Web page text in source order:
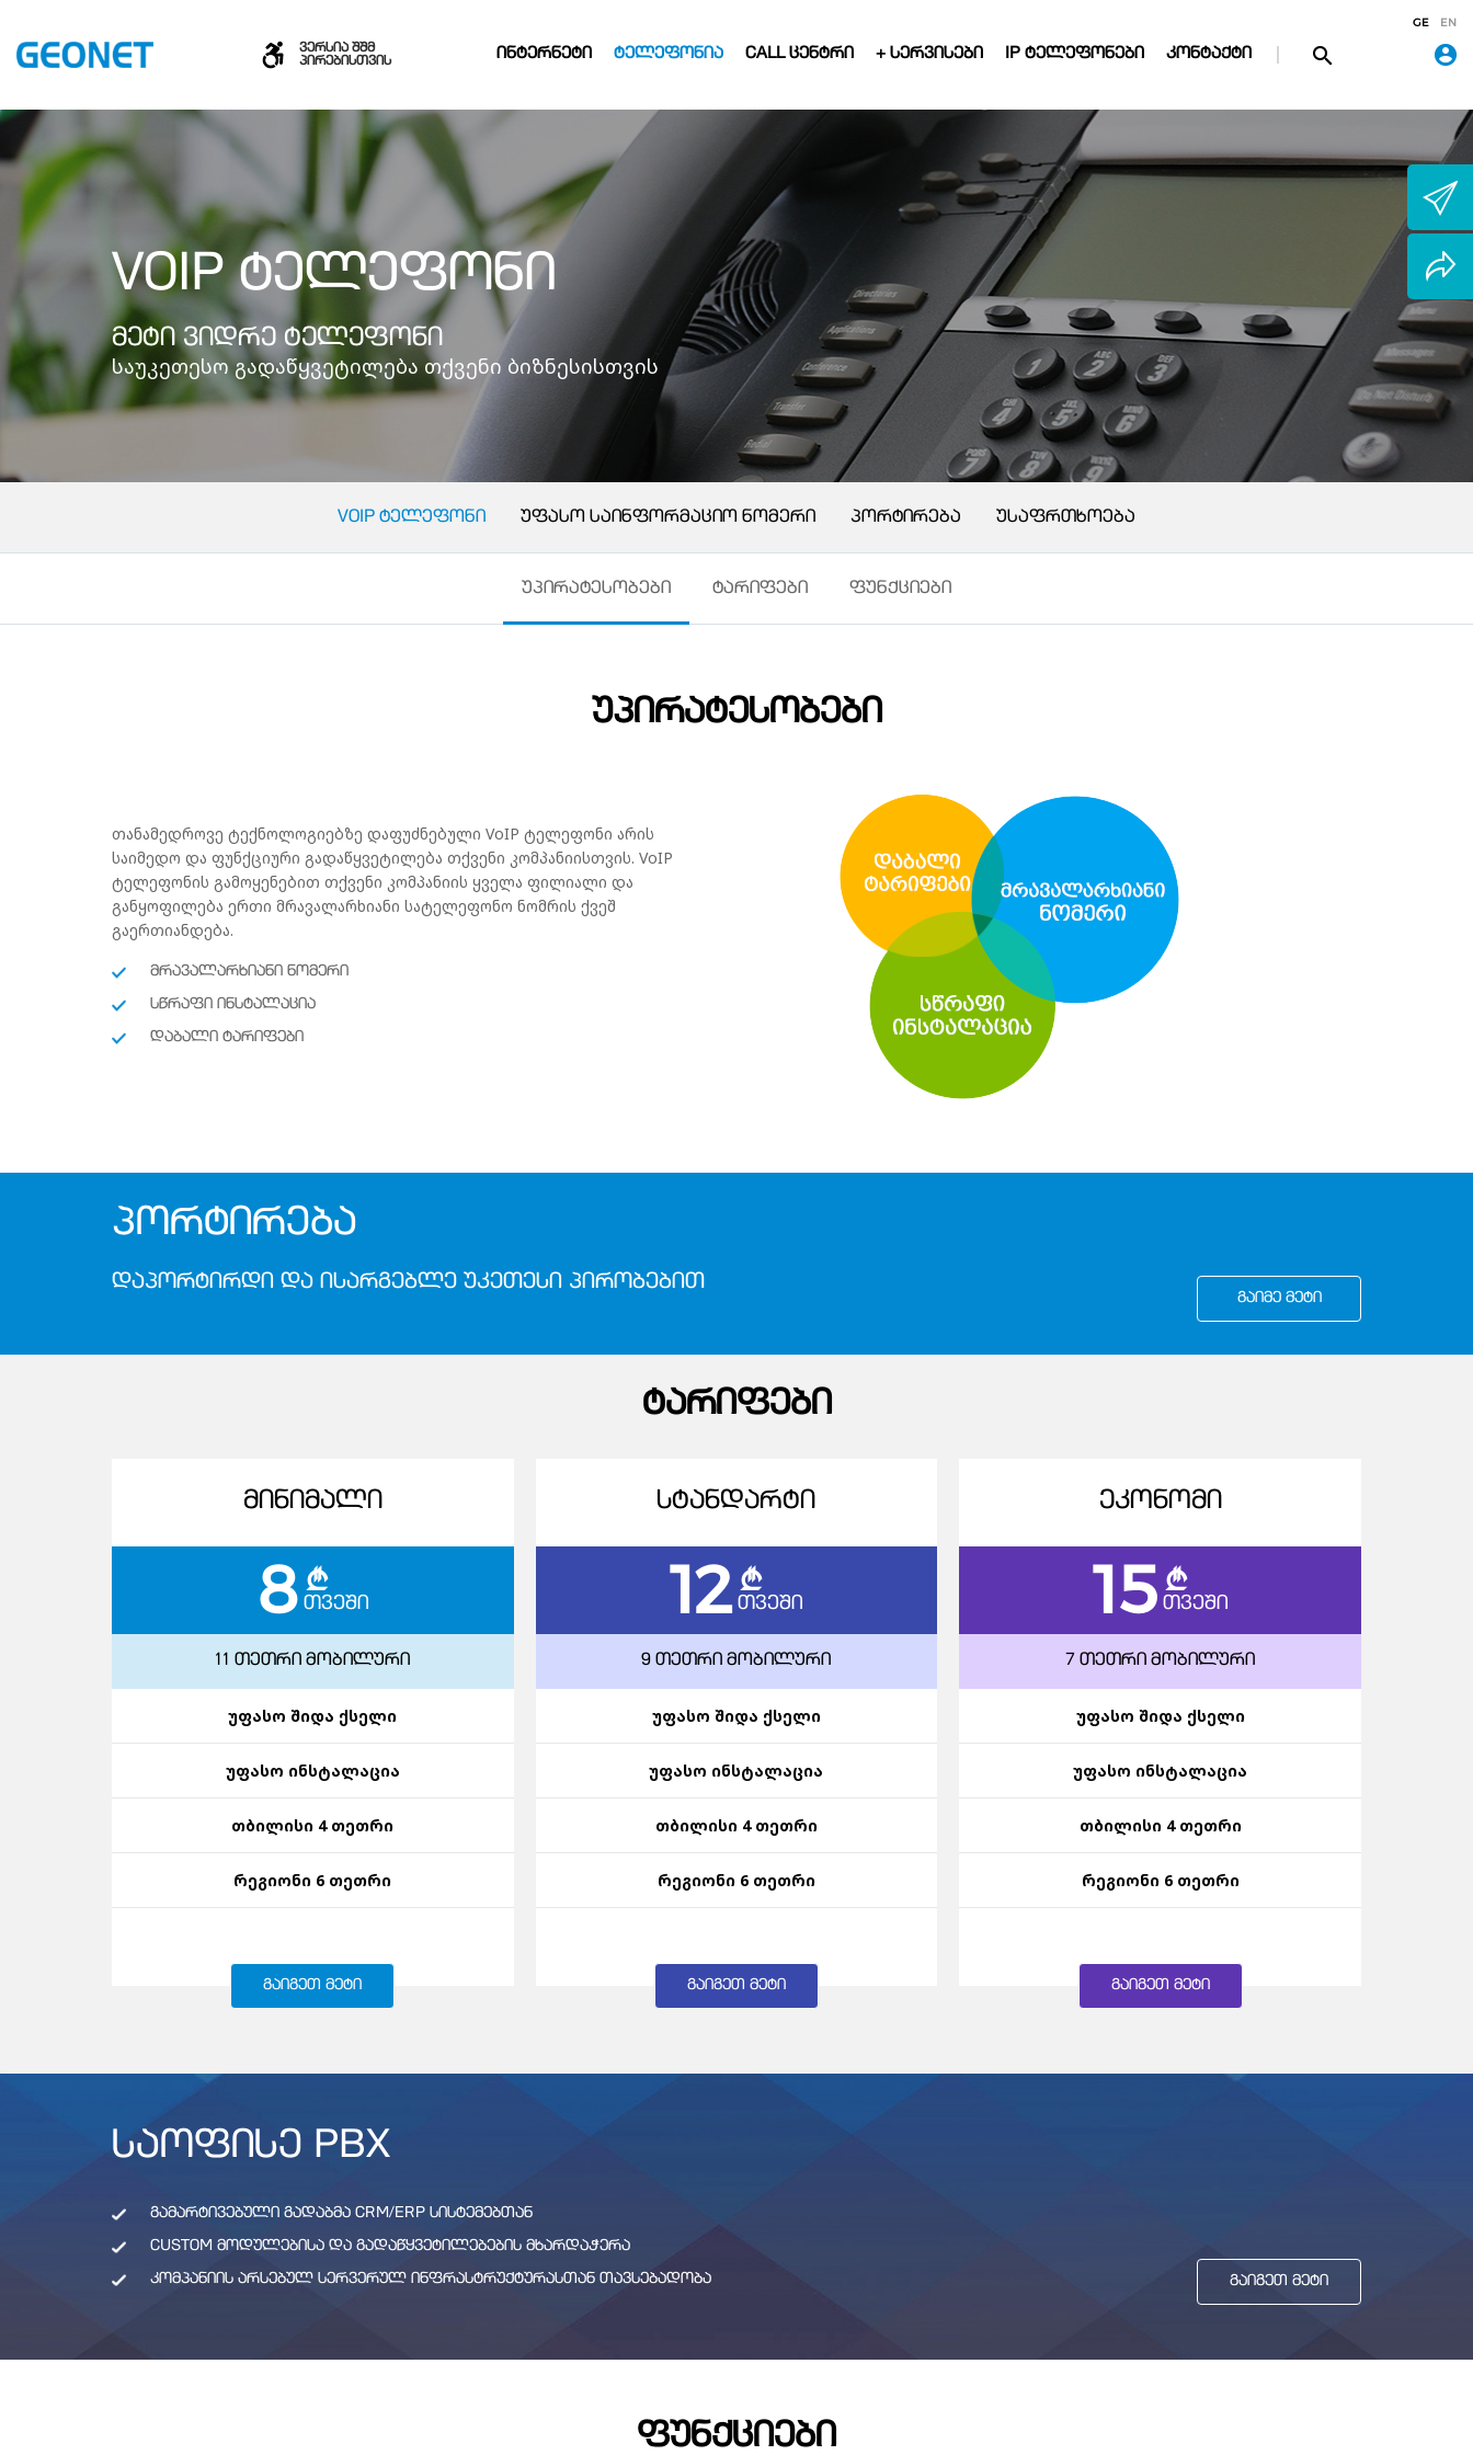
ვერსია შშმ
პირებისთვის
ᲘᲜᲢᲔᲠᲜᲔᲢᲘ ᲢᲔᲚᲔᲤᲝᲜᲘᲐ CALL ᲪᲔᲜᲢᲠᲘ + ᲡᲔᲠᲕᲘᲡᲔᲑᲘ IP ᲢᲔᲚᲔᲤᲝᲜᲔᲑᲘ ᲙᲝᲜᲢᲐᲥᲢᲘ
GE EN
VOIP ᲢᲔᲚᲔᲤᲝᲜᲘ
ᲛᲔᲢᲘ ᲕᲘᲓᲠᲔ ᲢᲔᲚᲔᲤᲝᲜᲘ
საუკეთესო გადაწყვეტილება თქვენი ბიზნესისთვის
VOIP ᲢᲔᲚᲔᲤᲝᲜᲘ ᲣᲤᲐᲡᲝ ᲡᲐᲘᲜᲤᲝᲠᲛᲐᲪᲘᲝ ᲜᲝᲛᲔᲠᲘ ᲞᲝᲠᲢᲘᲠᲔᲑᲐ ᲣᲡᲐᲤᲠᲗᲮᲝᲔᲑᲐ
ᲣᲞᲘᲠᲐᲢᲔᲡᲝᲑᲔᲑᲘ ᲢᲐᲠᲘᲤᲔᲑᲘ ᲤᲣᲜᲥᲪᲘᲔᲑᲘ
ᲣᲞᲘᲠᲐᲢᲔᲡᲝᲑᲔᲑᲘ
თანამედროვე ტექნოლოგიებზე დაფუძნებული VoIP ტელეფონი არის
საიმედო და ფუნქციური გადაწყვეტილება თქვენი კომპანიისთვის. VoIP
ტელეფონის გამოყენებით თქვენი კომპანიის ყველა ფილიალი და
განყოფილება ერთი მრავალარხიანი სატელეფონო ნომრის ქვეშ
გაერთიანდება.
ᲛᲠᲐᲕᲐᲚᲐᲠᲮᲘᲐᲜᲘ ᲜᲝᲛᲔᲠᲘ
ᲡᲬᲠᲐᲤᲘ ᲘᲜᲡᲢᲐᲚᲐᲪᲘᲐ
ᲓᲐᲑᲐᲚᲘ ᲢᲐᲠᲘᲤᲔᲑᲘ
ᲞᲝᲠᲢᲘᲠᲔᲑᲐ
ᲓᲐᲞᲝᲠᲢᲘᲠᲓᲘ ᲓᲐ ᲘᲡᲐᲠᲒᲔᲑᲚᲔ ᲣᲙᲔᲗᲔᲡᲘ ᲞᲘᲠᲝᲑᲔᲑᲘᲗ
ᲒᲐᲘᲛᲔ ᲛᲔᲢᲘ
ᲢᲐᲠᲘᲤᲔᲑᲘ
ᲛᲘᲜᲘᲛᲐᲚᲘ
8 c
ᲗᲕᲔᲨᲘ
11 ᲗᲔᲗᲠᲘ ᲛᲝᲑᲘᲚᲣᲠᲘ
უფასო შიდა ქსელი
უფასო ინსტალაცია
თბილისი 4 თეთრი
რეგიონი 6 თეთრი
ᲒᲐᲘᲒᲔᲗ ᲛᲔᲢᲘ
ᲡᲢᲐᲜᲓᲐᲠᲢᲘ
12 c
ᲗᲕᲔᲨᲘ
9 ᲗᲔᲗᲠᲘ ᲛᲝᲑᲘᲚᲣᲠᲘ
უფასო შიდა ქსელი
უფასო ინსტალაცია
თბილისი 4 თეთრი
რეგიონი 6 თეთრი
ᲒᲐᲘᲒᲔᲗ ᲛᲔᲢᲘ
ᲔᲙᲝᲜᲝᲛᲘ
15 c
ᲗᲕᲔᲨᲘ
7 ᲗᲔᲗᲠᲘ ᲛᲝᲑᲘᲚᲣᲠᲘ
უფასო შიდა ქსელი
უფასო ინსტალაცია
თბილისი 4 თეთრი
რეგიონი 6 თეთრი
ᲒᲐᲘᲒᲔᲗ ᲛᲔᲢᲘ
ᲡᲐᲝᲤᲘᲡᲔ PBX
ᲒᲐᲛᲐᲠᲢᲘᲕᲔᲑᲣᲚᲘ ᲒᲐᲓᲐᲑᲛᲐ CRM/ERP ᲡᲘᲡᲢᲔᲛᲔᲑᲗᲐᲜ
CUSTOM ᲛᲝᲓᲣᲚᲔᲑᲘᲡᲐ ᲓᲐ ᲒᲐᲓᲐᲬᲧᲕᲔᲢᲘᲚᲔᲑᲔᲑᲘᲡ ᲛᲮᲐᲠᲓᲐᲭᲔᲠᲐ
ᲙᲝᲛᲞᲐᲜᲘᲘᲡ ᲐᲠᲡᲔᲑᲣᲚ ᲡᲔᲠᲕᲔᲠᲣᲚ ᲘᲜᲤᲠᲐᲡᲢᲠᲣᲥᲢᲣᲠᲐᲡᲗᲐᲜ ᲗᲐᲕᲡᲔᲑᲐᲓᲝᲑᲐ ᲒᲐᲘᲒᲔᲗ ᲛᲔᲢᲘ
ᲤᲣᲜᲥᲪᲘᲔᲑᲘ